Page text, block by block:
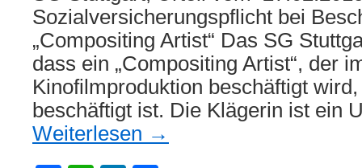
Sozialversicherungspflicht bei
„Compositing Artist“ Das SG
dass ein „Compositing Artist“, der
Kinofilmproduktion beschäftigt
beschäftigt ist. Die Klägerin ist ein
Weiterlesen →